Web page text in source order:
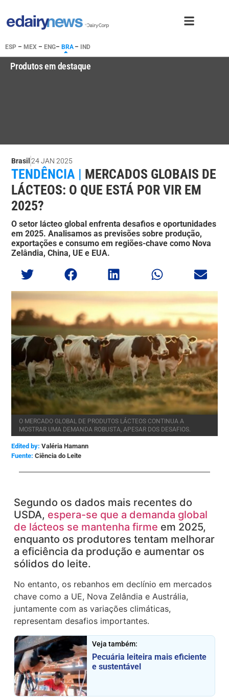
ESP – MEX – ENG– BRA– IND
Produtos em destaque
Brasil 24 JAN 2025
TENDÊNCIA | MERCADOS GLOBAIS DE
LÁCTEOS: O QUE ESTÁ POR VIR EM
2025?
O setor lácteo global enfrenta desafios e oportunidades
em 2025. Analisamos as previsões sobre produção,
exportações e consumo em regiões-chave como Nova
Zelândia, China, UE e EUA.
O MERCADO GLOBAL DE PRODUTOS LÁCTEOS CONTINUA A
MOSTRAR UMA DEMANDA ROBUSTA, APESAR DOS DESAFIOS.
Edited by: Valéria Hamann
Ciência do Leite
Segundo os dados mais recentes do
USDA, espera-se que a demanda global
de lácteos se mantenha firme em 2025,
enquanto os produtores tentam melhorar
a eficiência da produção e aumentar os
sólidos do leite.
No entanto, os rebanhos em declínio em mercados
chave como a UE, Nova Zelândia e Austrália,
juntamente com as variações climáticas,
representam desafios importantes.
Veja também:
Pecuária leiteira mais eficiente
e sustentável